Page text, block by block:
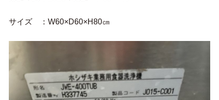
サイズ ：W60×D60×H80㎝